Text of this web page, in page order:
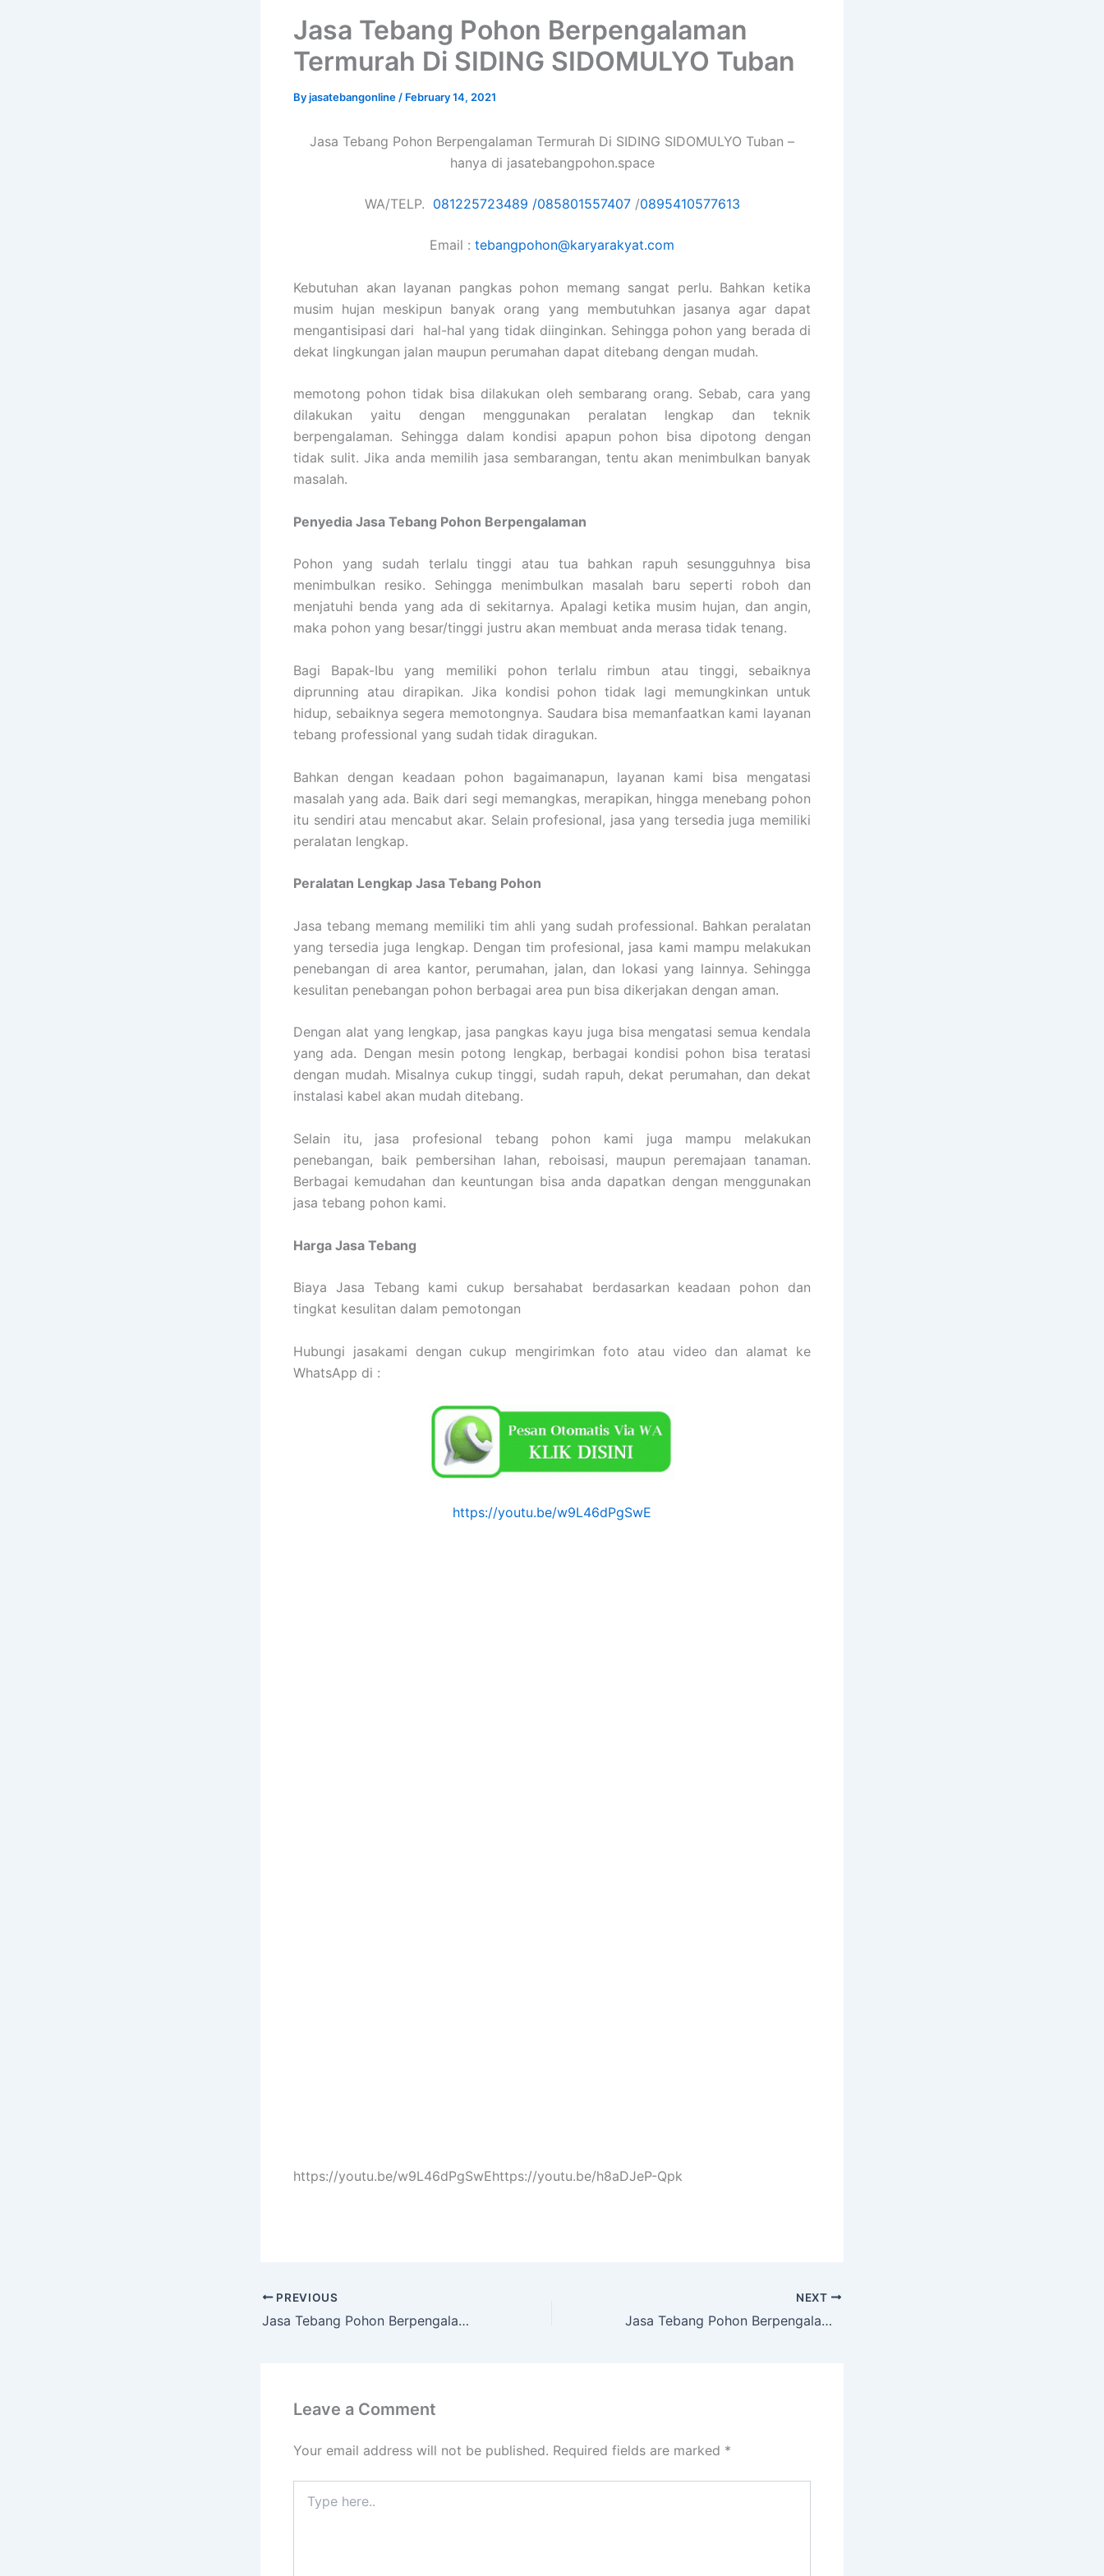
Jasa Tebang Pohon Berpengalaman
Termurah Di SIDING SIDOMULYO Tuban
Byjasatebangonline / February 14, 2021
Jasa Tebang Pohon Berpengalaman Termurah Di SIDING SIDOMULYO Tuban –
hanya di jasatebangpohon.space
WA/TELP. 081225723489 /085801557407/0895410577613
Email : tebangpohon@karyarakyat.com
Kebutuhan akan layanan pangkas pohon memang sangat perlu. Bahkan ketika
musim hujan meskipun banyak orang yang membutuhkan jasanya agar dapat
mengantisipasi dari hal-hal yang tidak diinginkan. Sehingga pohon yang berada di
dekat lingkungan jalan maupun perumahan dapat ditebang dengan mudah.
memotong pohon tidak bisa dilakukan oleh sembarang orang. Sebab, cara yang
dilakukan yaitu dengan menggunakan peralatan lengkap dan teknik
berpengalaman. Sehingga dalam kondisi apapun pohon bisa dipotong dengan
tidak sulit. Jika anda memilih jasa sembarangan, tentu akan menimbulkan banyak
masalah.
Penyedia Jasa Tebang Pohon Berpengalaman
Pohon yang sudah terlalu tinggi atau tua bahkan rapuh sesungguhnya bisa
menimbulkan resiko. Sehingga menimbulkan masalah baru seperti roboh dan
menjatuhi benda yang ada di sekitarnya. Apalagi ketika musim hujan, dan angin,
maka pohon yang besar/tinggi justru akan membuat anda merasa tidak tenang.
Bagi Bapak-Ibu yang memiliki pohon terlalu rimbun atau tinggi, sebaiknya
diprunning atau dirapikan. Jika kondisi pohon tidak lagi memungkinkan untuk
hidup, sebaiknya segera memotongnya. Saudara bisa memanfaatkan kami layanan
tebang professional yang sudah tidak diragukan.
Bahkan dengan keadaan pohon bagaimanapun, layanan kami bisa mengatasi
masalah yang ada. Baik dari segi memangkas, merapikan, hingga menebang pohon
itu sendiri atau mencabut akar. Selain profesional, jasa yang tersedia juga memiliki
peralatan lengkap.
Peralatan Lengkap Jasa Tebang Pohon
Jasa tebang memang memiliki tim ahli yang sudah professional. Bahkan peralatan
yang tersedia juga lengkap. Dengan tim profesional, jasa kami mampu melakukan
penebangan di area kantor, perumahan, jalan, dan lokasi yang lainnya. Sehingga
kesulitan penebangan pohon berbagai area pun bisa dikerjakan dengan aman.
Dengan alat yang lengkap, jasa pangkas kayu juga bisa mengatasi semua kendala
yang ada. Dengan mesin potong lengkap, berbagai kondisi pohon bisa teratasi
dengan mudah. Misalnya cukup tinggi, sudah rapuh, dekat perumahan, dan dekat
instalasi kabel akan mudah ditebang.
Selain itu, jasa profesional tebang pohon kami juga mampu melakukan
penebangan, baik pembersihan lahan, reboisasi, maupun peremajaan tanaman.
Berbagai kemudahan dan keuntungan bisa anda dapatkan dengan menggunakan
jasa tebang pohon kami.
Harga Jasa Tebang
Biaya Jasa Tebang kami cukup bersahabat berdasarkan keadaan pohon dan
tingkat kesulitan dalam pemotongan
Hubungi jasakami dengan cukup mengirimkan foto atau video dan alamat ke
WhatsApp di :
https://youtu.be/w9L46dPgSwE
https://youtu.be/w9L46dPgSwEhttps://youtu.be/h8aDJeP-Qpk
PREVIOUS
Jasa Tebang Pohon Berpengalaman Termurah Di MANDER Tuban
NEXT
Jasa Tebang Pohon Berpengalaman Termurah Di DERMAWUHARJO Tuban
Leave a Comment
Your email address will not be published. Required fields are marked *
here..